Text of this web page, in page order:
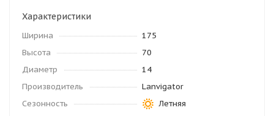
Характеристики
Ширина
175
Высота
70
Диаметр
14
Производитель
Lanvigator
Сезонность
Летняя